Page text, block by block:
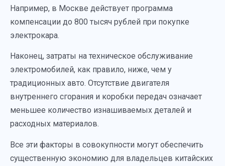
Например, в Москве действует программа
компенсации до 800 тысяч рублей при покупке
электрокара.
Наконец, затраты на техническое обслуживание
электромобилей, как правило, ниже, чем у
традиционных авто. Отсутствие двигателя
внутреннего сгорания и коробки передач означает
меньшее количество изнашиваемых деталей и
расходных материалов.
Все эти факторы в совокупности могут обеспечить
существенную экономию для владельцев китайских